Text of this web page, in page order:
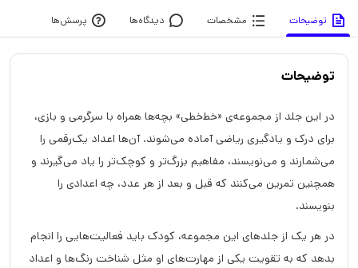
توضیحات مشخصات دیدگاه‌ها پرسش‌ها
توضیحات
در این جلد از مجموعه‌ی «خط‌خطی» بچه‌ها همراه با سرگرمی و بازی،
برای درک و یادگیری ریاضی آماده می‌شوند. آن‌ها اعداد یک‌رقمی را
می‌شمارند و می‌نویسند، مفاهیم بزرگ‌تر و کوچک‌تر را یاد می‌گیرند و
همچنین تمرین می‌کنند که قبل و بعد از هر عدد، چه اعدادی را
بنویسند.
در هر یک از جلدهای این مجموعه، کودک باید فعالیت‌هایی را انجام
بدهد که به تقویت یکی از مهارت‌های او مثل شناخت رنگ‌ها و اعداد